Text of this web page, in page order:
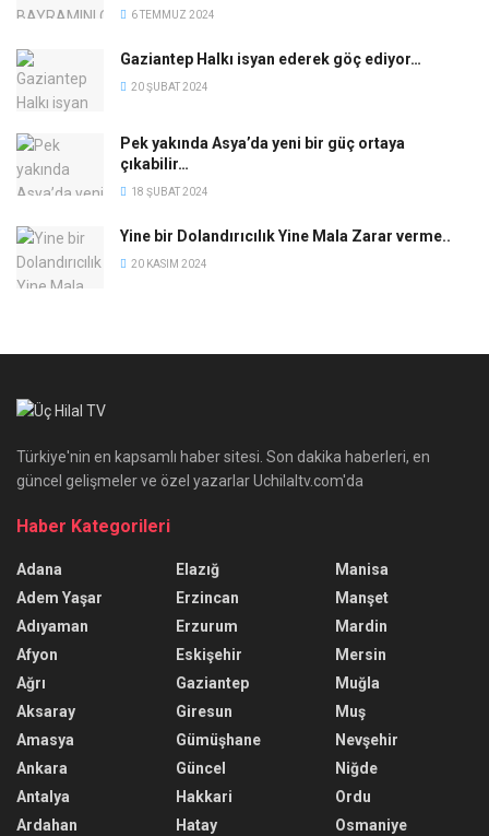
6 TEMMUZ 2024
Gaziantep Halkı isyan ederek göç ediyor…
20 ŞUBAT 2024
Pek yakında Asya’da yeni bir güç ortaya
çıkabilir…
18 ŞUBAT 2024
Yine bir Dolandırıcılık Yine Mala Zarar verme..
20 KASIM 2024
Türkiye'nin en kapsamlı haber sitesi. Son dakika haberleri, en
güncel gelişmeler ve özel yazarlar Uchilaltv.com'da
Haber Kategorileri
Adana
Adem Yaşar
Adıyaman
Afyon
Ağrı
Aksaray
Amasya
Ankara
Antalya
Ardahan
Elazığ
Erzincan
Erzurum
Eskişehir
Gaziantep
Giresun
Gümüşhane
Güncel
Hakkari
Hatay
Manisa
Manşet
Mardin
Mersin
Muğla
Muş
Nevşehir
Niğde
Ordu
Osmaniye